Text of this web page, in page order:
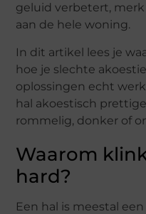
geluid verbetert,
aan de hele woning.
In dit artikel lees je
hoe je slechte
oplossingen echt
hal akoestisch
rommelig, donker of
Waarom
hard?
Een hal is meestal